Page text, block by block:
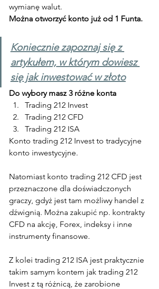
wymianę walut.
Można otworzyć konto już od 1 Funta.
Koniecznie zapoznaj się z
artykułem, w którym dowiesz
się jak inwestować w złoto
Do wybory masz 3 różne konta
Trading 212 Invest
Trading 212 CFD
Trading 212 ISA
Konto trading 212 Invest to tradycyjne
konto inwestycyjne.
Natomiast konto trading 212 CFD jest
przeznaczone dla doświadczonych
graczy, gdyż jest tam możliwy handel z
dźwignią. Można zakupić np. kontrakty
CFD na akcję, Forex, indeksy i inne
instrumenty finansowe.
Z kolei trading 212 ISA jest praktycznie
takim samym kontem jak trading 212
Invest z tą różnicą, że zarobione